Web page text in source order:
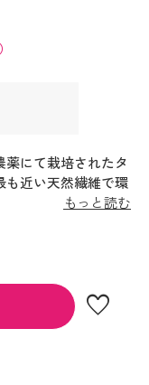
薬にて栽培されたタ
も近い天然繊維で環
は、精錬、染色、仕
るといえます。
もっと読む
favorite